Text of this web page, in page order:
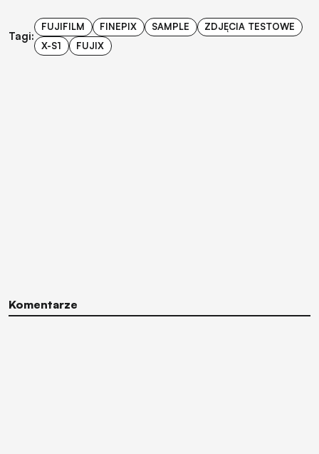
Tagi:
FUJIFILM FINEPIX SAMPLE
ZDJĘCIA TESTOWE
X-S1
FUJIX
Komentarze